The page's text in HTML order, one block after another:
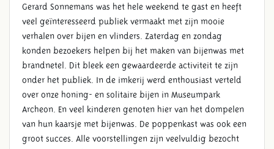
Gerard Sonnemans was het hele weekend te gast en heeft
veel geïnteresseerd publiek vermaakt met zijn mooie
verhalen over bijen en vlinders. Zaterdag en zondag
konden bezoekers helpen bij het maken van bijenwas met
brandnetel. Dit bleek een gewaardeerde activiteit te zijn
onder het publiek. In de imkerij werd enthousiast verteld
over onze honing- en solitaire bijen in Museumpark
Archeon. En veel kinderen genoten hier van het dompelen
van hun kaarsje met bijenwas. De poppenkast was ook een
groot succes. Alle voorstellingen zijn veelvuldig bezocht